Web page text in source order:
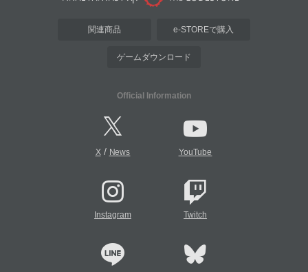
関連商品 e-STOREで購入
ゲームダウンロード
Official Information
X/ News YouTube
Instagram Twitch